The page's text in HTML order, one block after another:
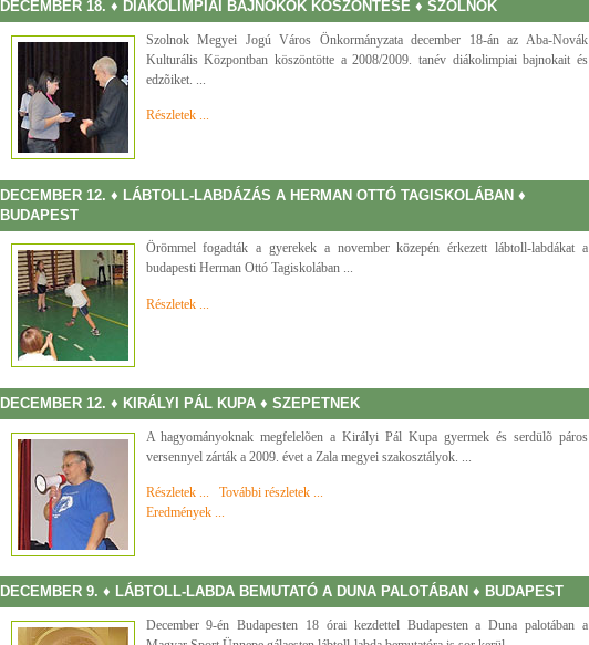
DECEMBER 18. ♦ DIÁKOLIMPIAI BAJNOKOK KÖSZÖNTÉSE ♦ SZOLNOK
Szolnok Megyei Jogú Város Önkormányzata december 18-án az Aba-Novák
Kulturális Központban köszöntötte a 2008/2009. tanév diákolimpiai bajnokait és
edzõiket. ...
Részletek ...
DECEMBER 12. ♦ LÁBTOLL-LABDÁZÁS A HERMAN OTTÓ TAGISKOLÁBAN ♦
BUDAPEST
Örömmel fogadták a gyerekek a november közepén érkezett lábtoll-labdákat a
budapesti Herman Ottó Tagiskolában ...
Részletek ...
DECEMBER 12. ♦ KIRÁLYI PÁL KUPA ♦ SZEPETNEK
A hagyományoknak megfelelõen a Királyi Pál Kupa gyermek és serdülõ páros
versennyel zárták a 2009. évet a Zala megyei szakosztályok. ...
Részletek ...
További részletek ...
Eredmények ...
DECEMBER 9. ♦ LÁBTOLL-LABDA BEMUTATÓ A DUNA PALOTÁBAN ♦ BUDAPEST
December 9-én Budapesten 18 órai kezdettel Budapesten a Duna palotában a